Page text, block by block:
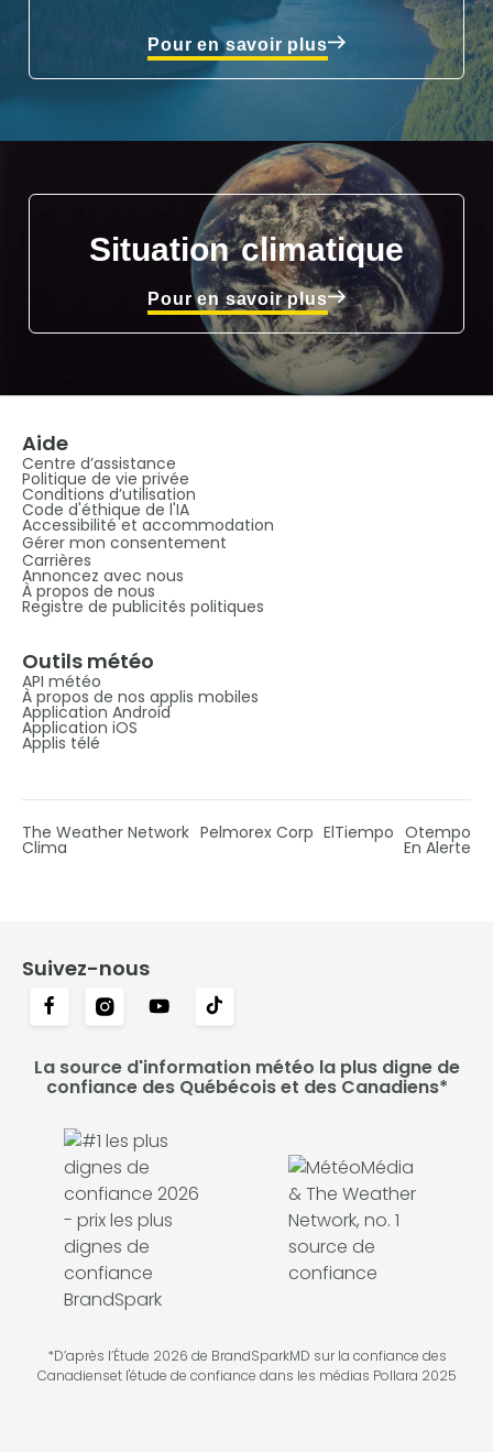
Pour en savoir plus
Situation climatique
Pour en savoir plus
Aide
Centre d’assistance
Politique de vie privée
Conditions d’utilisation
Code d'éthique de l'IA
Accessibilité et accommodation
Gérer mon consentement
Carrières
Annoncez avec nous
À propos de nous
Registre de publicités politiques
Outils météo
API météo
À propos de nos applis mobiles
Application Android
Application iOS
Applis télé
The Weather Network Pelmorex Corp ElTiempo Otempo
Clima En Alerte
Suivez-nous
La source d'information météo la plus digne de
confiance des Québécois et des Canadiens*
*D’après l’Étude 2026 de BrandSparkMD sur la confiance des
Canadienset l'étude de confiance dans les médias Pollara 2025